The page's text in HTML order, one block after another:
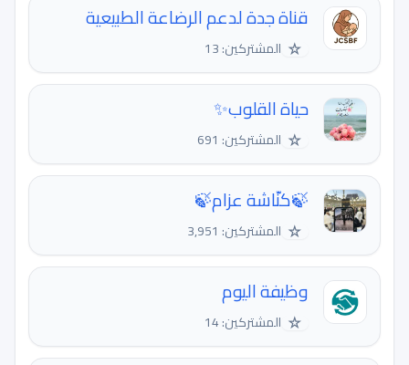
قناة جدة لدعم الرضاعة الطبيعية
☆ المشتركين: 13
حياة القلوب✨
☆ المشتركين: 691
🍃كنّاشة عزام🍃
☆ المشتركين: 3,951
وظيفة اليوم
☆ المشتركين: 14